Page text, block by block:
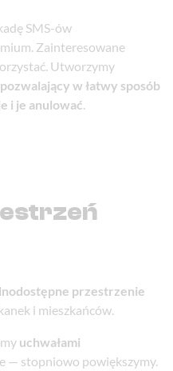
SMS-ów
Zainteresowane
Utworzymy
w łatwy sposób
i je anulować
przestrzenie
i mieszkańców.
uchwałami
— stopniowo powiększymy.